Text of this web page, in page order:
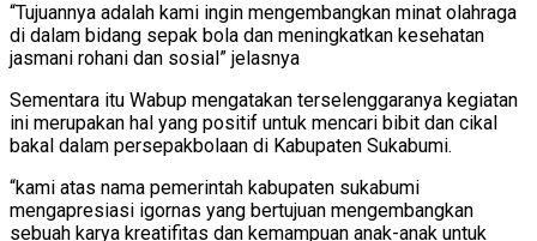
“Tujuannya adalah kami ingin mengembangkan minat olahraga
di dalam bidang sepak bola dan meningkatkan kesehatan
jasmani rohani dan sosial” jelasnya
Sementara itu Wabup mengatakan terselenggaranya kegiatan
ini merupakan hal yang positif untuk mencari bibit dan cikal
bakal dalam persepakbolaan di Kabupaten Sukabumi.
“kami atas nama pemerintah kabupaten sukabumi
mengapresiasi igornas yang bertujuan mengembangkan
sebuah karya kreatifitas dan kemampuan anak-anak untuk